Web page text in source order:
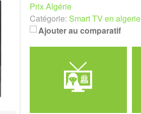
Prix Algérie
Catégorie: Smart TV en algerie
Ajouter au comparatif